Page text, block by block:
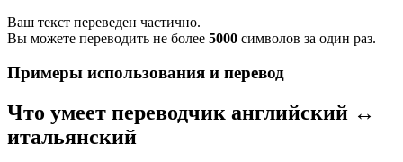
Ваш текст переведен частично.
Вы можете переводить не более 5000 символов за один раз.
Примеры использования и перевод
Что умеет переводчик английский ↔
итальянский